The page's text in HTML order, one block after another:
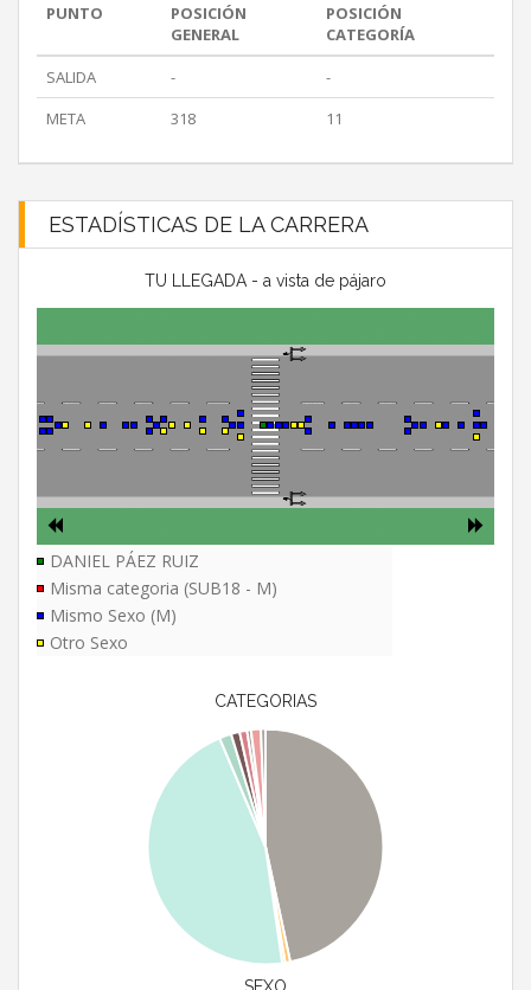
PUNTO
POSICIÓN
GENERAL
POSICIÓN
CATEGORÍA
SALIDA
-
-
META
318 11
ESTADÍSTICAS DE LA CARRERA
TU LLEGADA - a vista de pájaro
DANIEL PÁEZ RUIZ
Misma categoria (SUB18 - M)
Mismo Sexo (M)
Otro Sexo
CATEGORIAS